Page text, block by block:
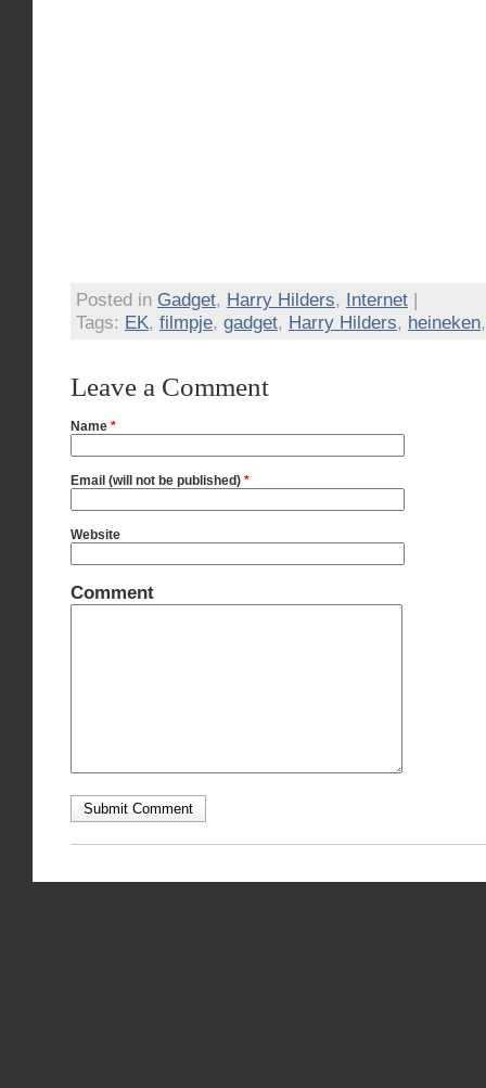
Posted in Gadget, Harry Hilders, Internet |
Tags: EK, filmpje, gadget, Harry Hilders, heineken
Leave a Comment
Name *
Email (will not be published) *
Website
Comment